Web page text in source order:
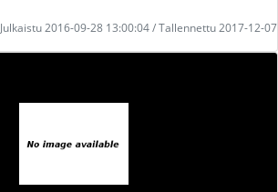
Julkaistu 2016-09-28 13:00:04 / Tallennettu 2017-12-07